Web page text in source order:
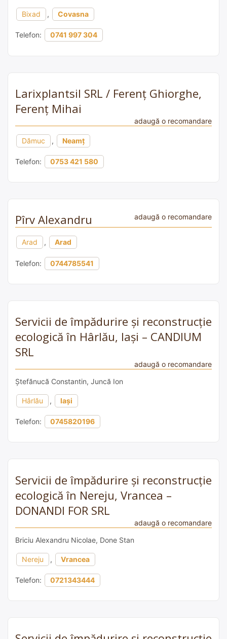
Bixad , Covasna
Telefon: 0741 997 304
Larixplantsil SRL / Ferenț Ghiorghe,
Ferenț Mihai
adaugă o recomandare
Dămuc , Neamț
Telefon: 0753 421 580
Pîrv Alexandru adaugă o recomandare
Arad , Arad
Telefon: 0744785541
Servicii de împădurire și reconstrucție
ecologică în Hârlău, Iași – CANDIUM
SRL
adaugă o recomandare
Ștefănucă Constantin, Juncă Ion
Hârlău , Iași
Telefon: 0745820196
Servicii de împădurire și reconstrucție
ecologică în Nereju, Vrancea –
DONANDI FOR SRL
adaugă o recomandare
Briciu Alexandru Nicolae, Done Stan
Nereju , Vrancea
Telefon: 0721343444